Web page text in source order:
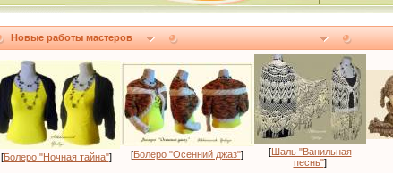
Новые работы мастеров
[Болеро "Ночная тайна"] [Болеро "Осенний джаз"] [Шаль "Ванильная
песнь"]